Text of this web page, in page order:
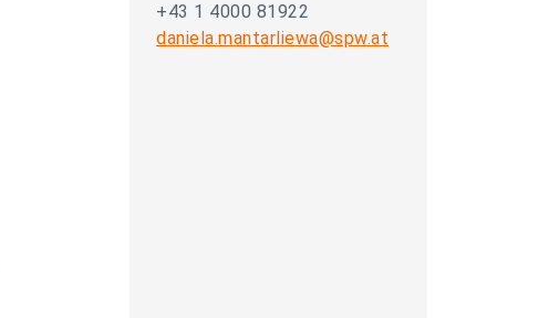
+43 1 4000 81922
daniela.mantarliewa@spw.at